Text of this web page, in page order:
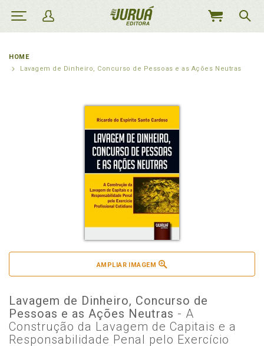
MEU
HOME
Lavagem de Dinheiro, Concurso de Pessoas e as Ações Neutras
AMPLIAR IMAGEM
Lavagem de Dinheiro, Concurso de
Pessoas e as Ações Neutras - A
Construção da Lavagem de Capitais e a
Responsabilidade Penal pelo Exercício